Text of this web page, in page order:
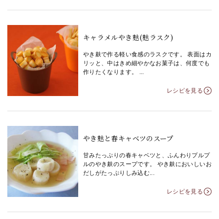
キャラメルやき麸(麸ラスク)
やき麸で作る軽い食感のラスクです。 表面はカ
リッと、中はきめ細やかなお菓子は、何度でも
作りたくなります。 ...
レシピを見る
やき麸と春キャベツのスープ
甘みたっぷりの春キャベツと、ふんわりプルプ
ルのやき麸のスープです。 やき麸においしいお
だしがたっぷりしみ込む...
レシピを見る